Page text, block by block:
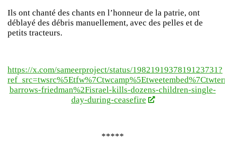
Ils ont chanté des chants en l’honneur de la patrie, ont
déblayé des débris manuellement, avec des pelles et de
petits tracteurs.
https://x.com/sameerproject/status/1982191937819123731?
barrows-friedman%2Fisrael-kills-dozens-children-single-
day-during-ceasefire
*****